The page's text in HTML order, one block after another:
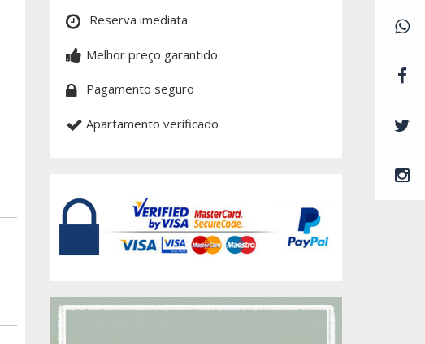
Reserva imediata
Melhor preço garantido
Pagamento seguro
Apartamento verificado